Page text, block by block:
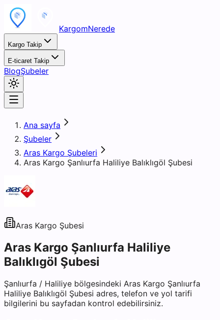
KargomNerede
Kargo Takip
E-ticaret Takip
BlogŞubeler
Ana sayfa
Şubeler
Aras Kargo Şubeleri
Aras Kargo Şanlıurfa Haliliye Balıklıgöl Şubesi
Aras Kargo Şubesi
Aras Kargo Şanlıurfa Haliliye
Balıklıgöl Şubesi
Şanlıurfa / Haliliye bölgesindeki Aras Kargo Şanlıurfa
Haliliye Balıklıgöl Şubesi adres, telefon ve yol tarifi
bilgilerini bu sayfadan kontrol edebilirsiniz.